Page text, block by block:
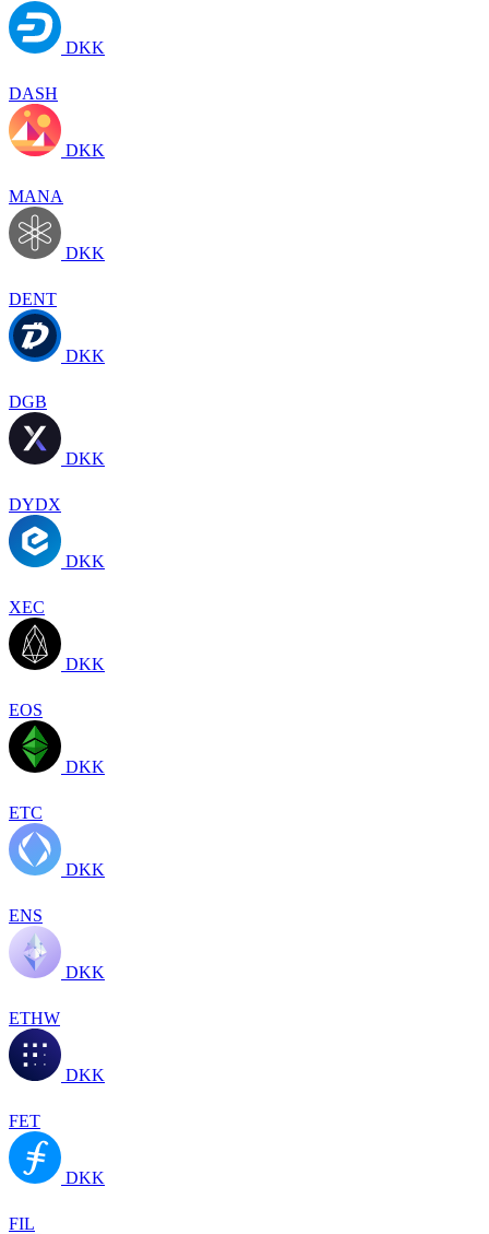
DKK
DASH
DKK
MANA
DKK
DENT
DKK
DGB
DKK
DYDX
DKK
XEC
DKK
EOS
DKK
ETC
DKK
ENS
DKK
ETHW
DKK
FET
DKK
FIL